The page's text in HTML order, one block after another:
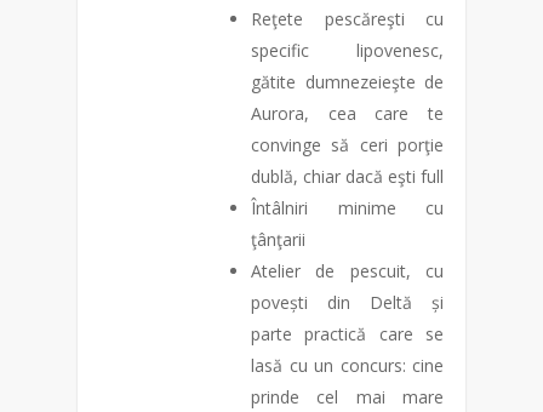
Reţete pescăreşti cu
specific lipovenesc,
gătite dumnezeieşte de
Aurora, cea care te
convinge să ceri porţie
dublă, chiar dacă eşti full
Întâlniri minime cu
ţânţarii
Atelier de pescuit, cu
povești din Deltă și
parte practică care se
lasă cu un concurs: cine
prinde cel mai mare